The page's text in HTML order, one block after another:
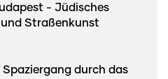
- Jüdisches
Straßenkunst
Spaziergang durch das